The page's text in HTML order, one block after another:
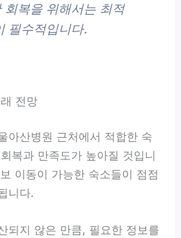
회복을 위해서는 최적
필수적입니다.
전망
아산병원 근처에서 적합한 숙
복과 만족도가 높아질 것입니
이동이 가능한 숙소들이 점점
니다.
되지 않은 만큼, 필요한 정보를